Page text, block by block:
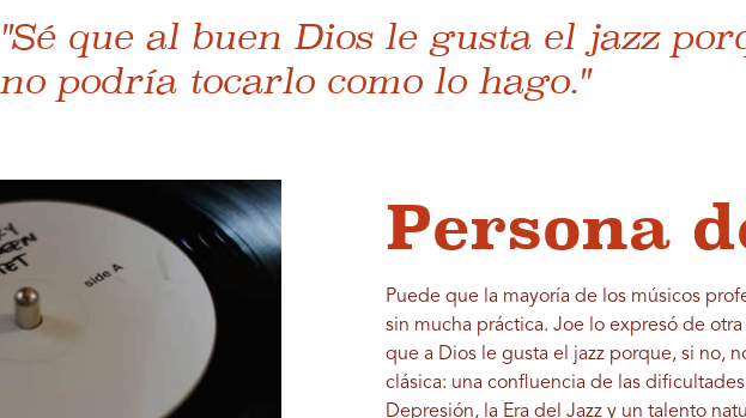
"Sé que al buen Dios le gusta el jazz
no podría tocarlo como lo hago."
Persona
Puede que la mayoría de los músicos
sin mucha práctica. Joe lo expresó de
que a Dios le gusta el jazz porque, si no,
clásica: una confluencia de las
Depresión, la Era del Jazz y un talento